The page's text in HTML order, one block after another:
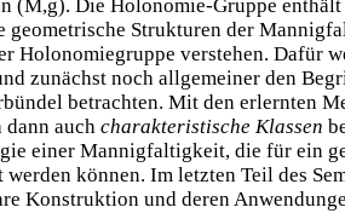
(M,g). Die Holonomie-Gruppe
geometrische Strukturen der
Holonomiegruppe verstehen. Dafür
zunächst noch allgemeiner den
betrachten. Mit den erlernten
dann auchcharakteristische Klassen
einer Mannigfaltigkeit, die für ein
können. Im letzten Teil des
Konstruktion und deren